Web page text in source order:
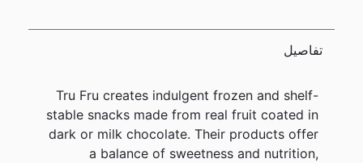
تفاصيل
Tru Fru creates indulgent frozen and shelf-
stable snacks made from real fruit coated in
dark or milk chocolate. Their products offer
a balance of sweetness and nutrition,